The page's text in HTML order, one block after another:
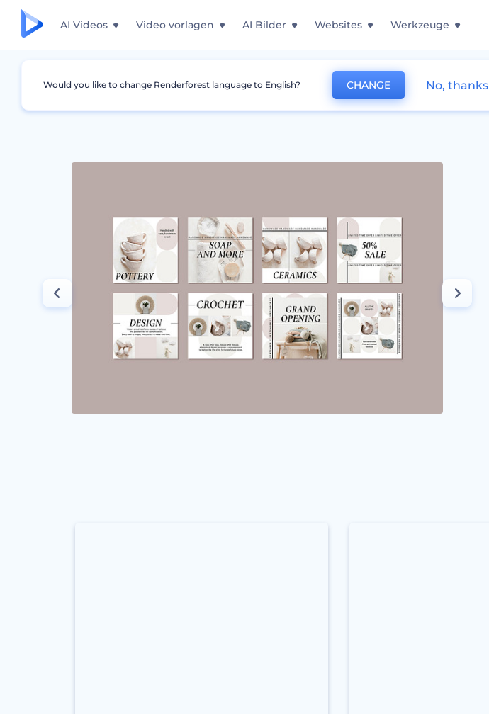
AI Videos Video vorlagen AI Bilder Websites Werkzeuge
Grafiken Instagram Story Werbemittel für handgefertigte Waren
Would you like to change Renderforest language to English? CHANGE No, thanks